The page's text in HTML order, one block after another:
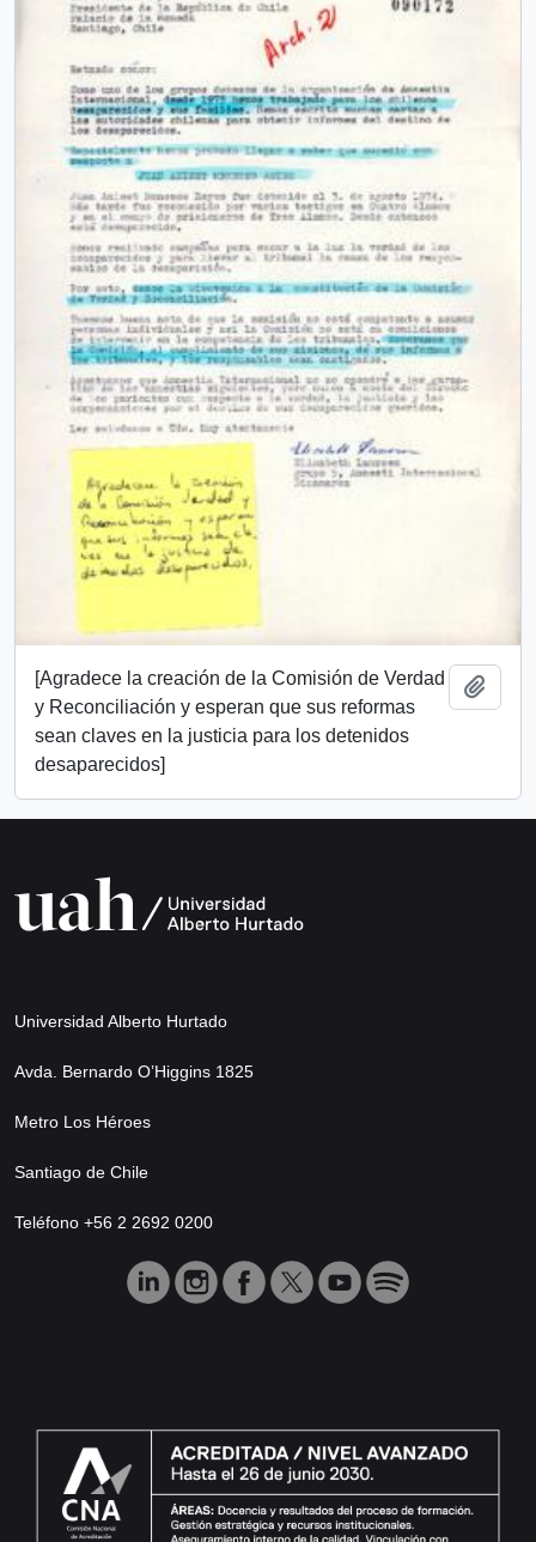
[Agradece la creación de la Comisión de Verdad
y Reconciliación y esperan que sus reformas
sean claves en la justicia para los detenidos
desaparecidos]
Universidad Alberto Hurtado
Avda. Bernardo O’Higgins 1825
Metro Los Héroes
Santiago de Chile
Teléfono +56 2 2692 0200